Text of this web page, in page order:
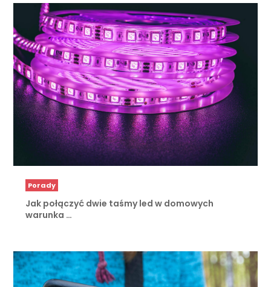
Porady
Jak połączyć dwie taśmy led w domowych
warunka …